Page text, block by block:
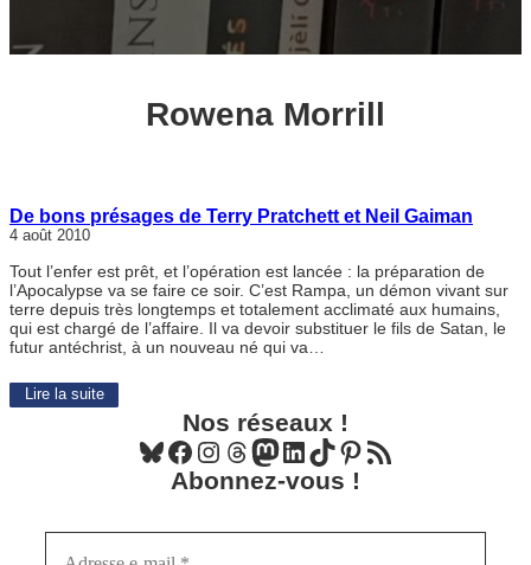
Rowena Morrill
De bons présages de Terry Pratchett et Neil Gaiman
4 août 2010
Tout l’enfer est prêt, et l’opération est lancée : la préparation de
l’Apocalypse va se faire ce soir. C’est Rampa, un démon vivant sur
terre depuis très longtemps et totalement acclimaté aux humains,
qui est chargé de l’affaire. Il va devoir substituer le fils de Satan, le
futur antéchrist, à un nouveau né qui va…
Lire la suite
Nos réseaux !
Bluesky Facebook Instagram Threads Mastodon LinkedIn TikTok Pinterest Flux RSS
Abonnez-vous !